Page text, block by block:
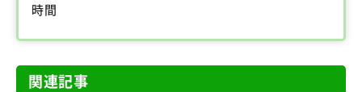
時間
関連記事